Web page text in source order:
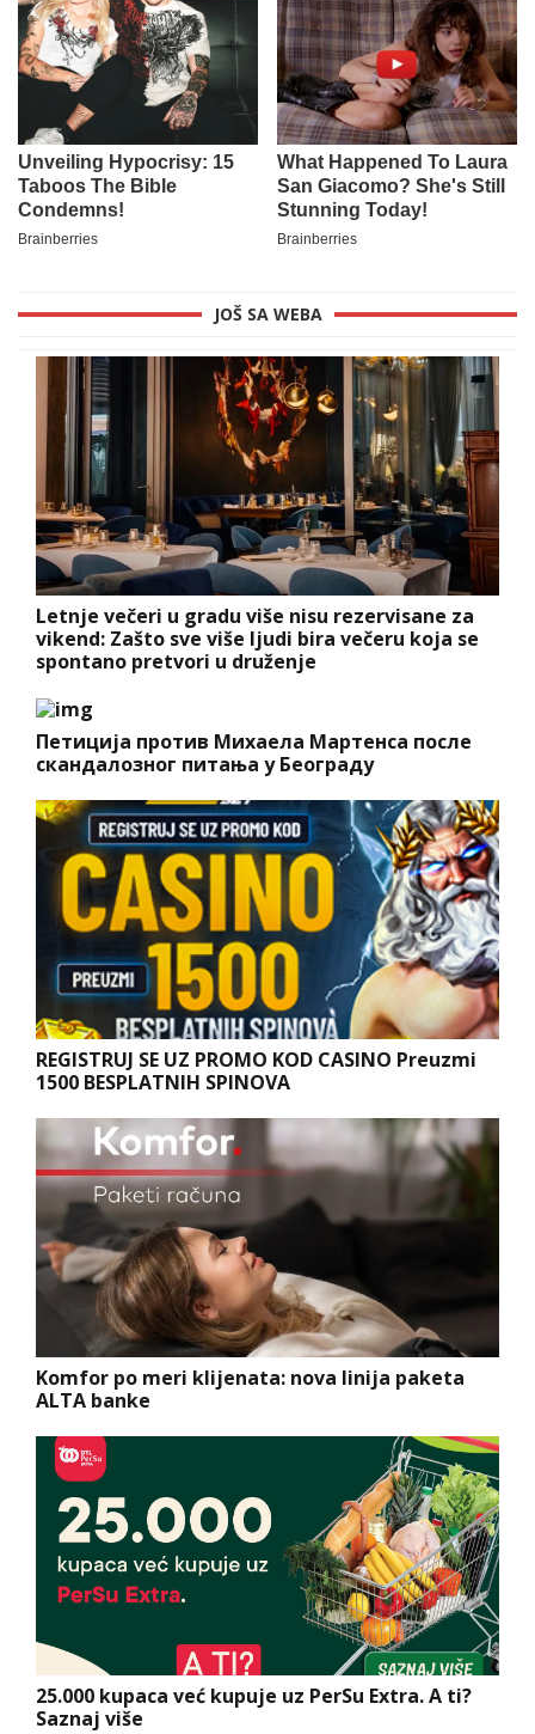
JOŠ SA WEBA
Letnje večeri u gradu više nisu rezervisane za
vikend: Zašto sve više ljudi bira večeru koja se
spontano pretvori u druženje
Петиција против Михаела Мартенса после
скандалозног питања у Београду
REGISTRUJ SE UZ PROMO KOD CASINO Preuzmi
1500 BESPLATNIH SPINOVA
Komfor po meri klijenata: nova linija paketa
ALTA banke
25.000 kupaca već kupuje uz PerSu Extra. A ti?
Saznaj više